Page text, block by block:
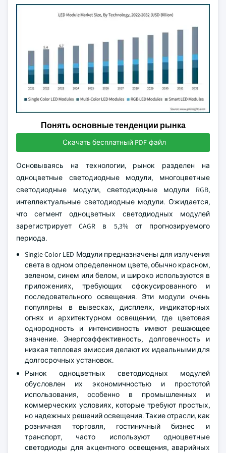
Понять основные тенденции рынка
Скачать бесплатный PDF-файл
Основываясь на технологии, рынок разделен на
одноцветные светодиодные модули, многоцветные
светодиодные модули, светодиодные модули RGB,
интеллектуальные светодиодные модули. Ожидается,
что сегмент одноцветных светодиодных модулей
зарегистрирует CAGR в 5,3% от прогнозируемого
периода.
Single Color LED Модули предназначены для излучения
света в одном определенном цвете, обычно красном,
зеленом, синем или белом, и широко используются в
приложениях, требующих сфокусированного и
последовательного освещения. Эти модули очень
популярны в вывесках, дисплеях, индикаторных
огнях и архитектурном освещении, где цветовая
однородность и интенсивность имеют решающее
значение. Энергоэффективность, долговечность и
низкая тепловая эмиссия делают их идеальными для
долгосрочных установок.
Рынок одноцветных светодиодных модулей
обусловлен их экономичностью и простотой
использования, особенно в промышленных и
коммерческих условиях, которые требуют простых,
но надежных решений освещения. Такие отрасли, как
розничная торговля, гостиничный бизнес и
транспорт, часто используют одноцветные
светодиоды для акцентного освещения, аварийных